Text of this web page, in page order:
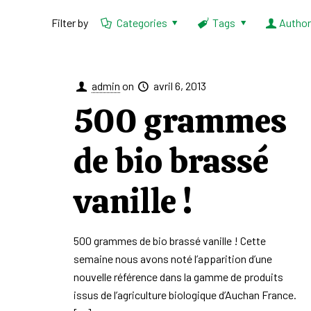
Filter by Categories Tags
admin on avril 6, 2013
500 grammes
de bio brassé
vanille !
500 grammes de bio brassé vanille ! Cette
semaine nous avons noté l’apparition d’une
nouvelle référence dans la gamme de produits
issus de l’agriculture biologique d’Auchan France.